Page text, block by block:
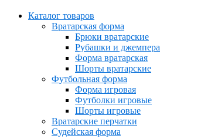
Каталог товаров
Вратарская форма
Брюки вратарские
Рубашки и джемпера
Форма вратарская
Шорты вратарские
Футбольная форма
Форма игровая
Футболки игровые
Шорты игровые
Вратарские перчатки
Судейская форма